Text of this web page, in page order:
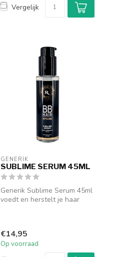
Vergelijk
GENERIK
SUBLIME SERUM 45ML
Generik Sublime Serum 45ml
voedt en herstelt je haar
€14,95
Op voorraad